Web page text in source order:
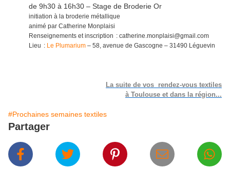
de 9h30 à 16h30 – Stage de Broderie Or
initiation à la broderie métallique
animé par Catherine Monplaisi
Renseignements et inscription : catherine.monplaisi@gmail.com
Lieu : Le Plumarium – 58, avenue de Gascogne – 31490 Léguevin
La suite de vos rendez-vous textiles
à Toulouse et dans la région...
#Prochaines semaines textiles
Partager